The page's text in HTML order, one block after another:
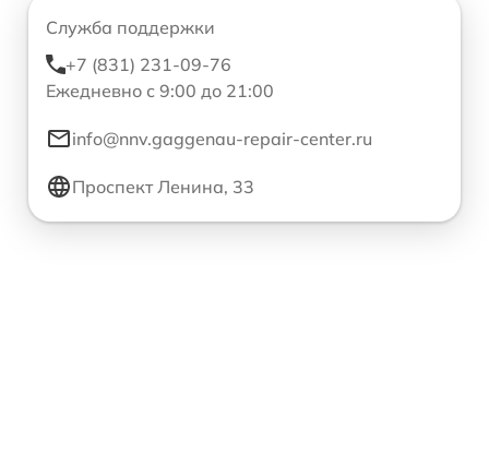
Служба поддержки
+7 (831) 231-09-76
Ежедневно с 9:00 до 21:00
info@nnv.gaggenau-repair-center.ru
Проспект Ленина, 33